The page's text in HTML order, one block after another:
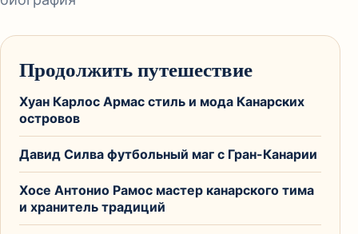
Продолжить путешествие
Хуан Карлос Армас стиль и мода Канарских
островов
Давид Силва футбольный маг с Гран-Канарии
Хосе Антонио Рамос мастер канарского тима
и хранитель традиций